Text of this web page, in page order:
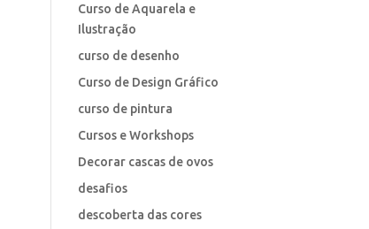
Curso de Aquarela e
Ilustração
curso de desenho
Curso de Design Gráfico
curso de pintura
Cursos e Workshops
Decorar cascas de ovos
desafios
descoberta das cores